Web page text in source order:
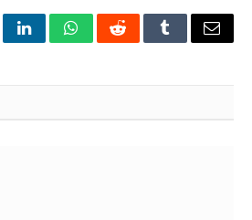
LinkedInWhatsAppRedditTumblrEmail